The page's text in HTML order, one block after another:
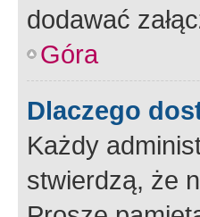
dodawać
Góra
Dlaczego
Każdy
stwierdzą, że